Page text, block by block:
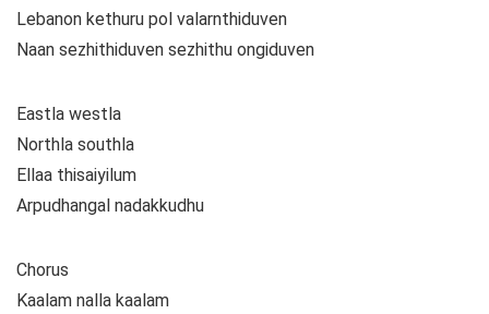
Lebanon kethuru pol valarnthiduven
Naan sezhithiduven sezhithu ongiduven
Eastla westla
Northla southla
Ellaa thisaiyilum
Arpudhangal nadakkudhu
Chorus
Kaalam nalla kaalam